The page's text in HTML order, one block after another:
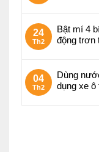
24
Th2
Bật mí 4
động trơn
04
Th2
Dùng
dụng xe ô